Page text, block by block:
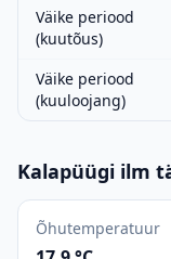
Väike periood
(kuutõus)
Väike periood
(kuuloojang)
Kalapüügi ilm
Õhutemperatuur